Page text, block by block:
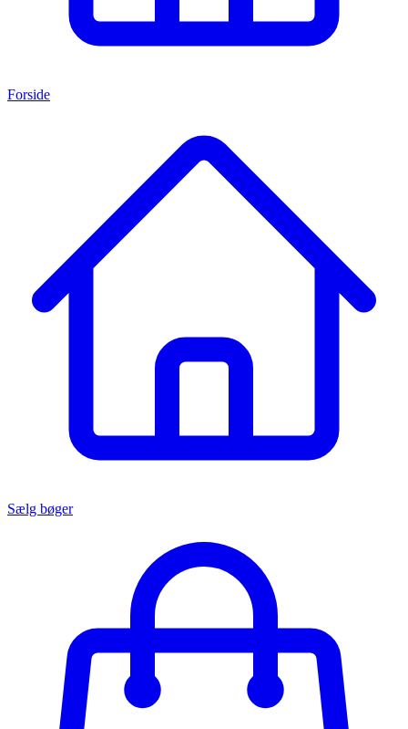
Forside
Sælg bøger